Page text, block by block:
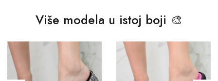
Više modela u istoj boji 🎨